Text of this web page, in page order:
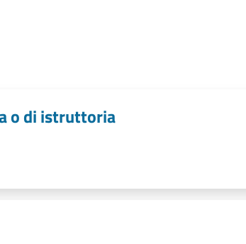
o di istruttoria